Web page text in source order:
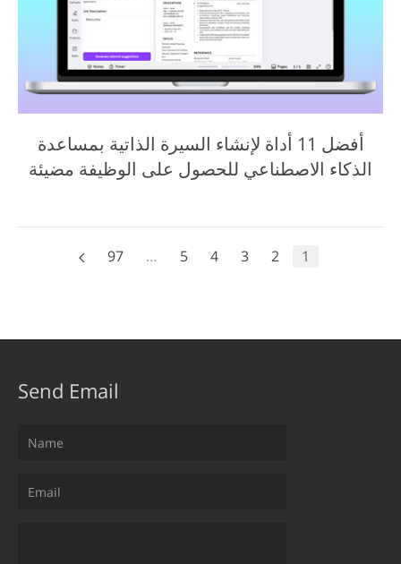
أفضل 11 أداة لإنشاء السيرة الذاتية بمساعدة
الذكاء الاصطناعي للحصول على الوظيفة مضيئة
1
2
3
4
5
…
97
Send Email